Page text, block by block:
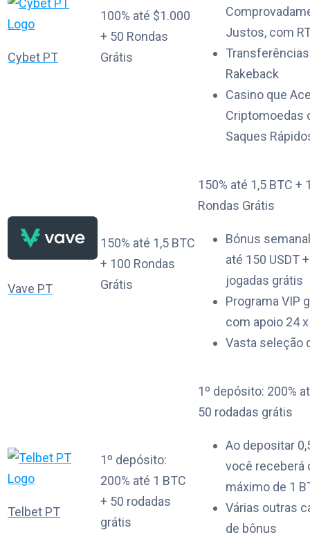
Cybet PT
100% até $1.000
+ 50 Rondas
Grátis
Justos, com
Rakeback
Casino que
Criptomoedas
Saques
Vave PT
150% até 1,5 BTC
+ 100 Rondas
Grátis
150% até 1,5 BTC +
Rondas Grátis
Bónus
até 150 USDT
jogadas grátis
Programa VIP
com apoio 24
Vasta seleção
Telbet PT
1º depósito:
200% até 1 BTC
+ 50 rodadas
grátis
1º depósito: 200%
50 rodadas grátis
Ao depositar
você receberá
máximo de 1
Várias outras
de bônus